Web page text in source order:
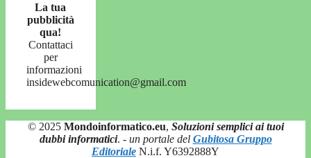
La tua
pubblicità
qua!
Contattaci
per
informazioni
insidewebcomunication@gmail.com
© 2025 Mondoinformatico.eu, Soluzioni semplici ai tuoi
dubbi informatici. - un portale del Gubitosa Gruppo
Editoriale N.i.f. Y6392888Y